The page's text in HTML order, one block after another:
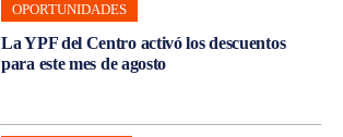
OPORTUNIDADES
La YPF del Centro activó los descuentos
para este mes de agosto